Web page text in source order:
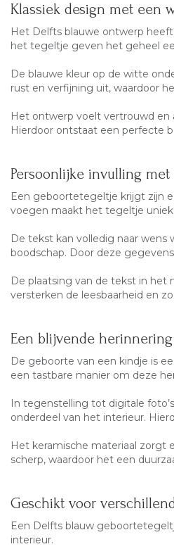
Klassiek design met een
Het Delfts blauwe ontwerp
het tegeltje geven het geheel
De blauwe kleur op de witte
rust en verfijning uit, waardoor
Het ontwerp voelt vertrouwd en
Hierdoor ontstaat een perfecte
Persoonlijke invulling met
Een geboortetegeltje krijgt zijn
voegen maakt het tegeltje
De tekst kan volledig naar
boodschap. Door deze
De plaatsing van de tekst in het
versterken de leesbaarheid en
Een blijvende
De geboorte van een kindje is
een tastbare manier om deze
In tegenstelling tot digitale
onderdeel van het interieur.
Het keramische materiaal zorgt
scherp, waardoor het een
Geschikt voor
Een Delfts blauw
interieur.